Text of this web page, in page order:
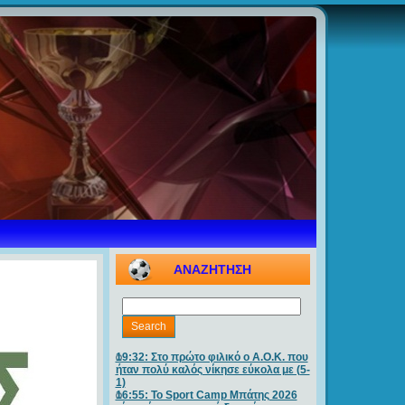
ΑΝΑΖΗΤΗΣΗ
19:32: Στο πρώτο φιλικό ο Α.Ο.Κ. που
ήταν πολύ καλός νίκησε εύκολα με (5-
1)
16:55: Το Sport Camp Μπάτης 2026